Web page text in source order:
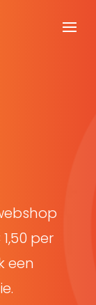
per
een